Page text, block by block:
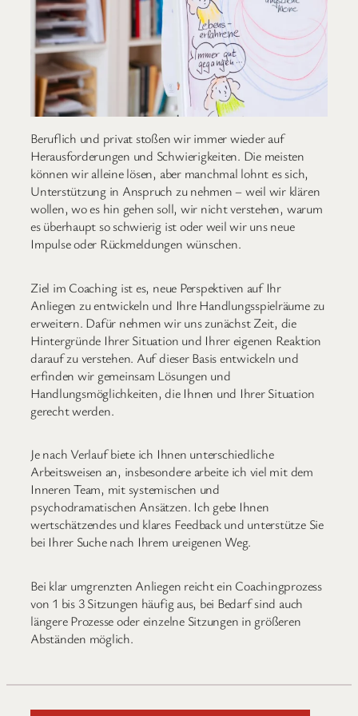
Beruflich und privat stoßen wir immer wieder auf
Herausforderungen und Schwierigkeiten. Die meisten
können wir alleine lösen, aber manchmal lohnt es sich,
Unterstützung in Anspruch zu nehmen – weil wir klären
wollen, wo es hin gehen soll, wir nicht verstehen, warum
es überhaupt so schwierig ist oder weil wir uns neue
Impulse oder Rückmeldungen wünschen.
Ziel im Coaching ist es, neue Perspektiven auf Ihr
Anliegen zu entwickeln und Ihre Handlungsspielräume zu
erweitern. Dafür nehmen wir uns zunächst Zeit, die
Hintergründe Ihrer Situation und Ihrer eigenen Reaktion
darauf zu verstehen. Auf dieser Basis entwickeln und
erfinden wir gemeinsam Lösungen und
Handlungsmöglichkeiten, die Ihnen und Ihrer Situation
gerecht werden.
Je nach Verlauf biete ich Ihnen unterschiedliche
Arbeitsweisen an, insbesondere arbeite ich viel mit dem
Inneren Team, mit systemischen und
psychodramatischen Ansätzen. Ich gebe Ihnen
wertschätzendes und klares Feedback und unterstütze Sie
bei Ihrer Suche nach Ihrem ureigenen Weg.
Bei klar umgrenzten Anliegen reicht ein Coachingprozess
von 1 bis 3 Sitzungen häufig aus, bei Bedarf sind auch
längere Prozesse oder einzelne Sitzungen in größeren
Abständen möglich.